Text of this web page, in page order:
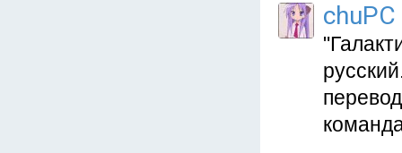
chuPC